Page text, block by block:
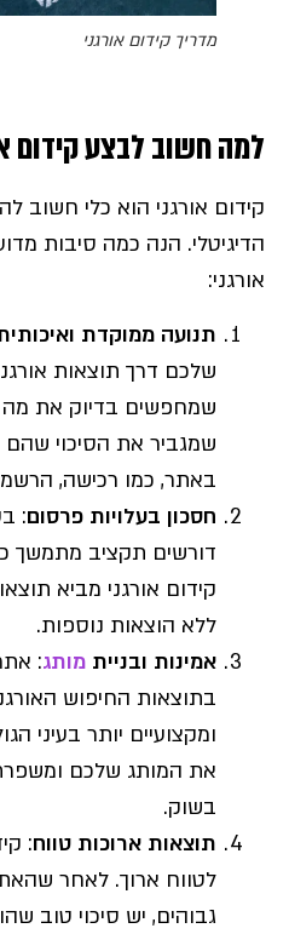
מדריך קידום אורגני
למה חשוב לבצע קידום
קידום אורגני הוא כלי חשוב
הדיגיטלי. הנה כמה סיבות
אורגני:
תנועה ממוקדת
שלכם דרך תוצאות
שמחפשים בדיוק את
שמגביר את הסיכוי שהם
באתר, כמו רכישה,
חסכון בעלויות פרסום:
דורשים תקציב מתמשך
קידום אורגני מביא
ללא הוצאות נוספות.
אמינות ובניית מותג:
בתוצאות החיפוש
ומקצועיים יותר בעיני
את המותג שלכם
בשוק.
תוצאות ארוכות טווח:
לטווח ארוך. לאחר
גבוהים, יש סיכוי טוב